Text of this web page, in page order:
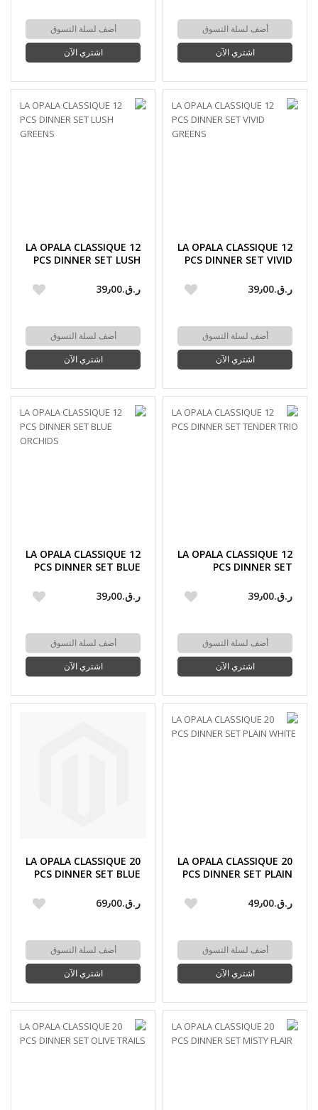
أضف لسلة التسوق
اشتري الآن
أضف لسلة التسوق
اشتري الآن
LA OPALA CLASSIQUE 12
PCS DINNER SET VIVID
ر.ق.‏39٫00
أضف لسلة التسوق
اشتري الآن
LA OPALA CLASSIQUE 12
PCS DINNER SET LUSH
ر.ق.‏39٫00
أضف لسلة التسوق
اشتري الآن
LA OPALA CLASSIQUE 12
PCS DINNER SET
ر.ق.‏39٫00
أضف لسلة التسوق
اشتري الآن
LA OPALA CLASSIQUE 12
PCS DINNER SET BLUE
ر.ق.‏39٫00
أضف لسلة التسوق
اشتري الآن
LA OPALA CLASSIQUE 20
PCS DINNER SET PLAIN
ر.ق.‏49٫00
أضف لسلة التسوق
اشتري الآن
LA OPALA CLASSIQUE 20
PCS DINNER SET BLUE
ر.ق.‏69٫00
أضف لسلة التسوق
اشتري الآن